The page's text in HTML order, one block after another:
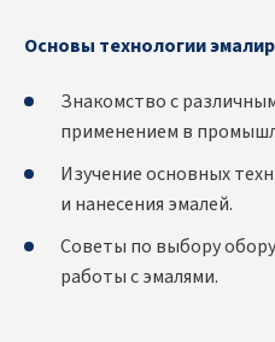
Основы технологии
Знакомство с
применением в
Изучение основных
и нанесения эмалей.
Советы по выбору
работы с эмалями.